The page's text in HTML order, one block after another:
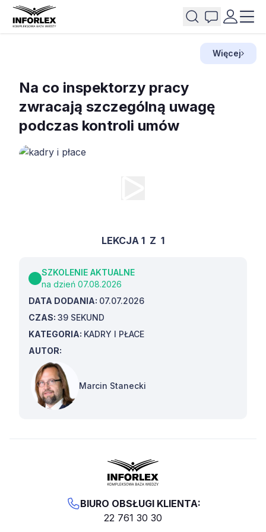
Więcej
Na co inspektorzy pracy
zwracają szczególną uwagę
podczas kontroli umów
LEKCJA 1 Z 1
SZKOLENIE AKTUALNE
na dzień 07.08.2026
DATA DODANIA: 07.07.2026
CZAS: 39 SEKUND
KATEGORIA: KADRY I PŁACE
AUTOR:
Marcin Stanecki
BIURO OBSŁUGI KLIENTA:
22 761 30 30